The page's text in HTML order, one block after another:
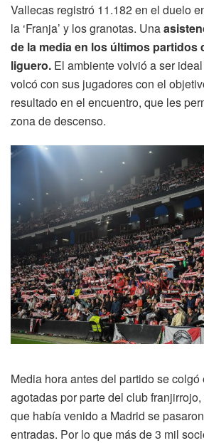
Vallecas registró 11.182 en el duelo
la ‘Franja’ y los granotas. Una
de la media en los últimos partidos
liguero. El ambiente volvió a ser
volcó con sus jugadores con el
resultado en el encuentro, que les
zona de descenso.
Media hora antes del partido se
agotadas por parte del club
que había venido a Madrid se
entradas. Por lo que más de 3 mil